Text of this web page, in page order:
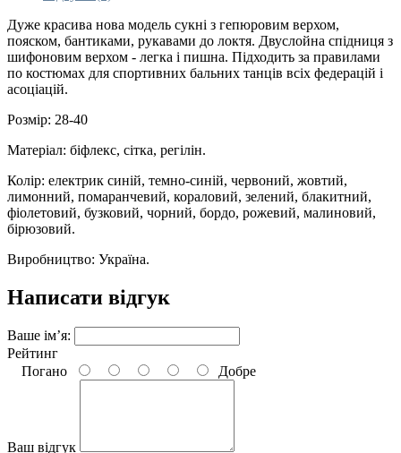
Дуже красива нова модель сукні з гепюровим верхом,
пояском, бантиками, рукавами до локтя. Двуслойна спідниця з
шифоновим верхом - легка і пишна. Підходить за правилами
по костюмах для спортивних бальних танців всіх федерацій і
асоціацій.
Розмір: 28-40
Матеріал: біфлекс, сітка, регілін.
Колір: електрик синій, темно-синій, червоний, жовтий,
лимонний, помаранчевий, кораловий, зелений, блакитний,
фіолетовий, бузковий, чорний, бордо, рожевий, малиновий,
бірюзовий.
Виробництво: Україна.
Написати відгук
Ваше ім’я:
Рейтинг
Погано
Добре
Ваш відгук